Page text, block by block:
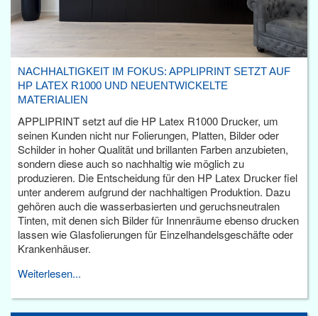
NACHHALTIGKEIT IM FOKUS: APPLIPRINT SETZT AUF
HP LATEX R1000 UND NEUENTWICKELTE
MATERIALIEN
APPLIPRINT setzt auf die HP Latex R1000 Drucker, um
seinen Kunden nicht nur Folierungen, Platten, Bilder oder
Schilder in hoher Qualität und brillanten Farben anzubieten,
sondern diese auch so nachhaltig wie möglich zu
produzieren. Die Entscheidung für den HP Latex Drucker fiel
unter anderem aufgrund der nachhaltigen Produktion. Dazu
gehören auch die wasserbasierten und geruchsneutralen
Tinten, mit denen sich Bilder für Innenräume ebenso drucken
lassen wie Glasfolierungen für Einzelhandelsgeschäfte oder
Krankenhäuser.
Weiterlesen...